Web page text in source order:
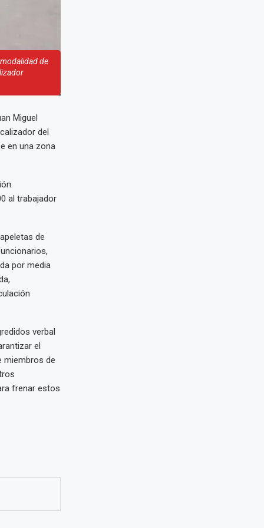
de
Miguel
del
en una zona
al trabajador
de
por media
verbal
el
miembros de
frenar estos